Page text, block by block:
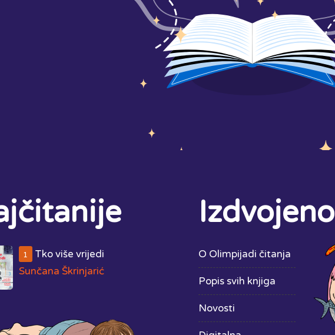
1
Tko više vrijedi
Sunčana Škrinjarić
Izdvojeno
O Olimpijadi čitanja
Popis svih knjiga
Novosti